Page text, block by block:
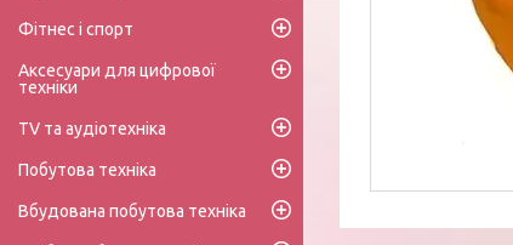
Фітнес і спорт
Аксесуари для цифрової
техніки
TV та аудіотехніка
Побутова техніка
Вбудована побутова техніка